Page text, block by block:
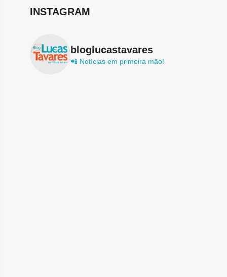
INSTAGRAM
bloglucastavares
📲 Notícias em primeira mão!